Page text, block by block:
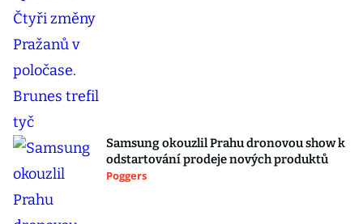
Samsung okouzlil Prahu dronovou show k
odstartování prodeje nových produktů
Poggers